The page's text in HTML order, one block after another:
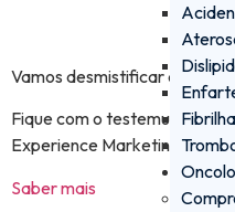
Vamos desmistificar a
Fique com o testemunho da
Experience Marketing
Saber mais